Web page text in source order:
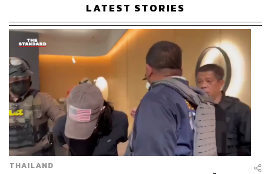
LATEST STORIES
THAILAND